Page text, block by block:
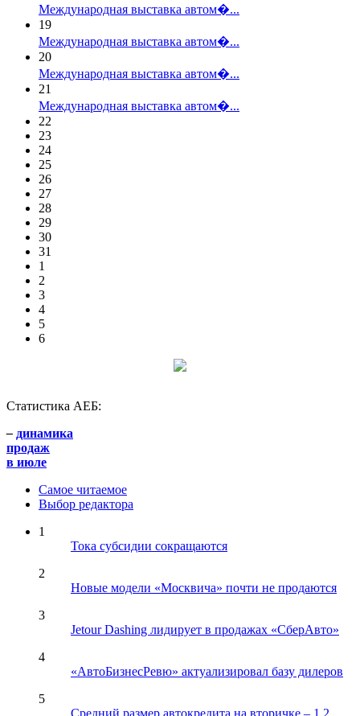
Международная выставка автом�...
19
Международная выставка автом�...
20
Международная выставка автом�...
21
Международная выставка автом�...
22
23
24
25
26
27
28
29
30
31
1
2
3
4
5
6
Статистика АЕБ:
– динамика
продаж
в июле
Самое читаемое
Выбор редактора
1
Тока субсидии сокращаются
2
Новые модели «Москвича» почти не продаются
3
Jetour Dashing лидирует в продажах «СберАвто»
4
«АвтоБизнесРевю» актуализировал базу дилеров
5
Средний размер автокредита на вторичке – 1,2